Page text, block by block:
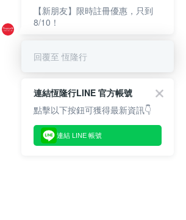
【新朋友】限時註冊優惠，只到
8/10！
回覆至 恆隆行
連結恆隆行LINE 官方帳號
點擊以下按鈕可獲得最新資訊👇
連結 LINE 帳號